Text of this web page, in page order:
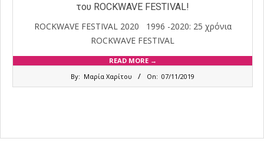
του ROCKWAVE FESTIVAL!
ROCKWAVE FESTIVAL 2020 1996 -2020: 25 χρόνια
ROCKWAVE FESTIVAL
READ MORE →
By: Μαρία Χαρίτου On: 07/11/2019